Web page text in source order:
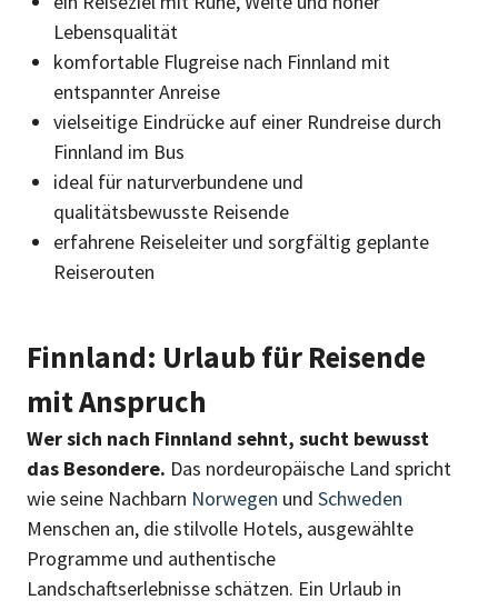
Lebensqualität
komfortable Flugreise nach Finnland mit
entspannter Anreise
vielseitige Eindrücke auf einer Rundreise durch
Finnland im Bus
ideal für naturverbundene und
qualitätsbewusste Reisende
erfahrene Reiseleiter und sorgfältig geplante
Reiserouten
Finnland: Urlaub für Reisende
mit Anspruch
Wer sich nach Finnland sehnt, sucht bewusst
das Besondere. Das nordeuropäische Land spricht
wie seine Nachbarn Norwegen und Schweden
Menschen an, die stilvolle Hotels, ausgewählte
Programme und authentische
Landschaftserlebnisse schätzen. Ein Urlaub in